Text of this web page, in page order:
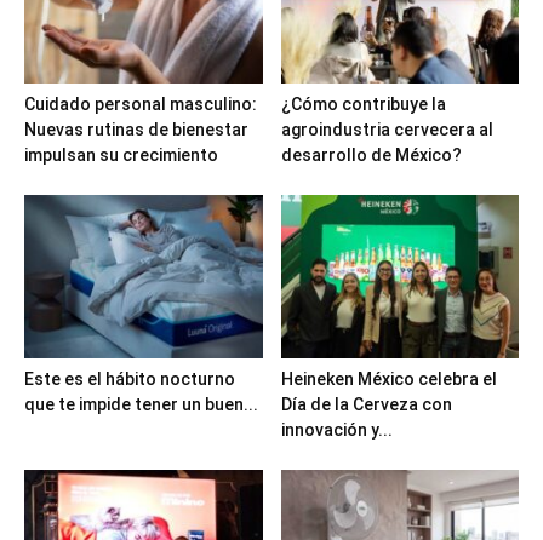
Cuidado personal masculino:
Nuevas rutinas de bienestar
impulsan su crecimiento
¿Cómo contribuye la
agroindustria cervecera al
desarrollo de México?
Este es el hábito nocturno
que te impide tener un buen...
Heineken México celebra el
Día de la Cerveza con
innovación y...